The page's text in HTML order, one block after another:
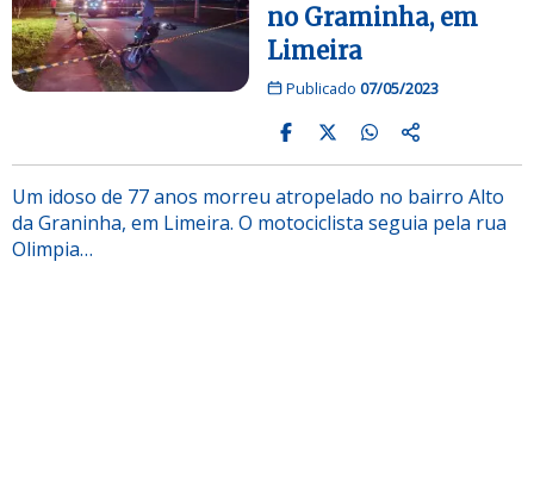
no Graminha, em
Limeira
Publicado 07/05/2023
Um idoso de 77 anos morreu atropelado no bairro Alto
da Graninha, em Limeira. O motociclista seguia pela rua
Olimpia…